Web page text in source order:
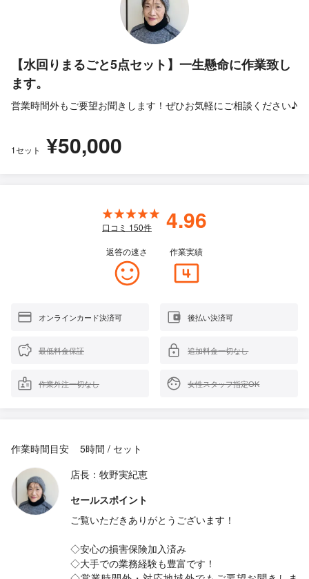
【水回りまるごと5点セット】一生懸命に作業致し
ます。
営業時間外もご要望お聞きします！ぜひお気軽にご相談ください♪
1セット ¥50,000
口コミ 150件 4.96
返答の速さ 作業実績
オンラインカード決済可 後払い決済可
最低料金保証 追加料金一切なし
作業外注一切なし 女性スタッフ指定OK
作業時間目安
5時間 / セット
店長：牧野実紀恵
セールスポイント
ご覧いただきありがとうございます！
◇安心の損害保険加入済み
◇大手での業務経験も豊富です！